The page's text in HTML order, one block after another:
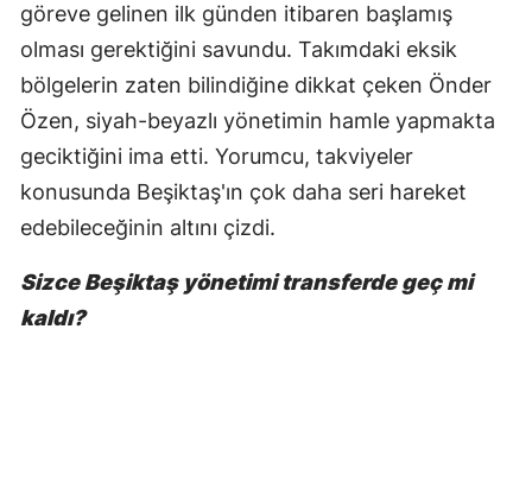
göreve gelinen ilk günden itibaren başlamış
olması gerektiğini savundu. Takımdaki eksik
bölgelerin zaten bilindiğine dikkat çeken Önder
Özen, siyah-beyazlı yönetimin hamle yapmakta
geciktiğini ima etti. Yorumcu, takviyeler
konusunda Beşiktaş'ın çok daha seri hareket
edebileceğinin altını çizdi.
Sizce Beşiktaş yönetimi transferde geç mi
kaldı?